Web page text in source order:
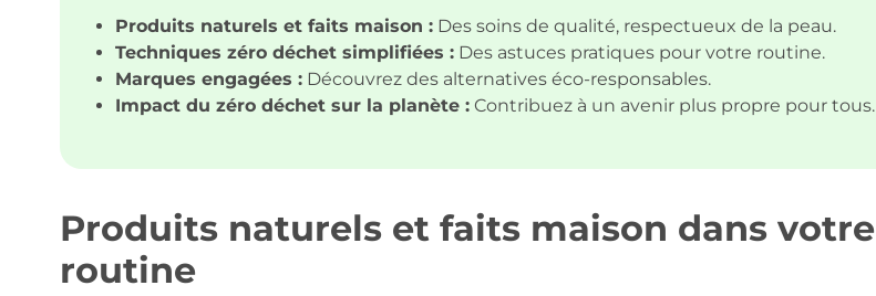
Produits naturels et faits maison :Des soins de qualité, respectueux de la peau.
Techniques zéro déchet simplifiées :Des astuces pratiques pour votre routine.
Marques engagées :Découvrez des alternatives éco-responsables.
Impact du zéro déchet sur la planète :Contribuez à un avenir plus propre pour tous.
Produits naturels et faits maison dans votre
routine